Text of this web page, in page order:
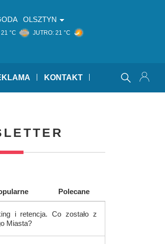
OLSZTYN
21 °C JUTRO: 21 °C
KONTAKT
Polecane
i retencja. Co zostało z
Miasta?